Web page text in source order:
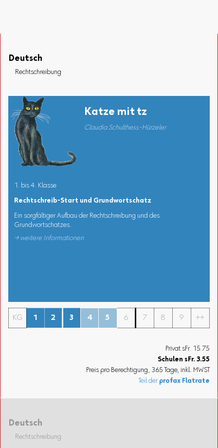
Deutsch
Rechtschreibung
Katze mit tz
Claudia Schulthess-Hürzeler
1. bis 4. Klasse
Rechtschreib-Start und Grundwortschatz
Ein sorgfältiger Aufbau der Rechtschreibung und des
Grundwortschatzes.
→ weitere Informationen
KG 1 2 3 4 5 6 7 8 9 ++
Privat sFr. 15.75
Schulen sFr.3.55
Preis pro Berechtigung, 365 Tage, inkl. MWST
Teil der profax Flatrate
Deutsch
Rechtschreibung